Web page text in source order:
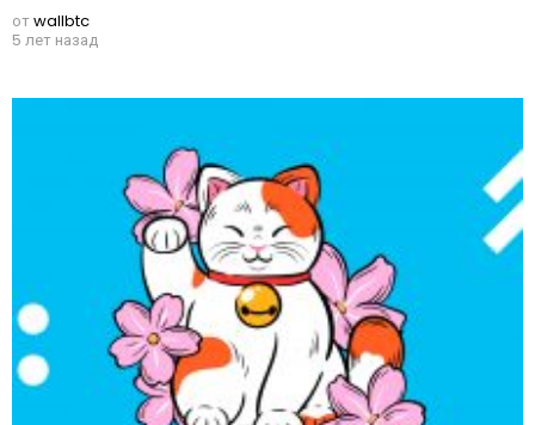
отwallbtc
5 лет назад